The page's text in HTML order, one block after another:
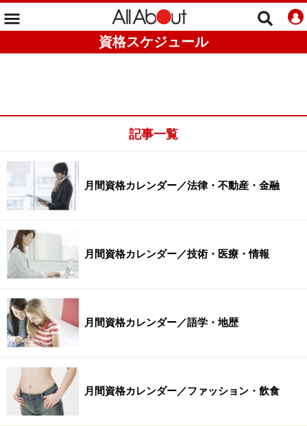
資格スケジュール
記事一覧
月間資格カレンダー／法律・不動産・金融
月間資格カレンダー／技術・医療・情報
月間資格カレンダー／語学・地歴
月間資格カレンダー／ファッション・飲食